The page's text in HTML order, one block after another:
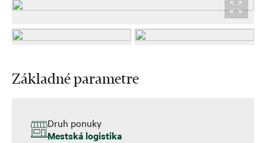
Základné parametre
Druh ponuky
Mestská logistika